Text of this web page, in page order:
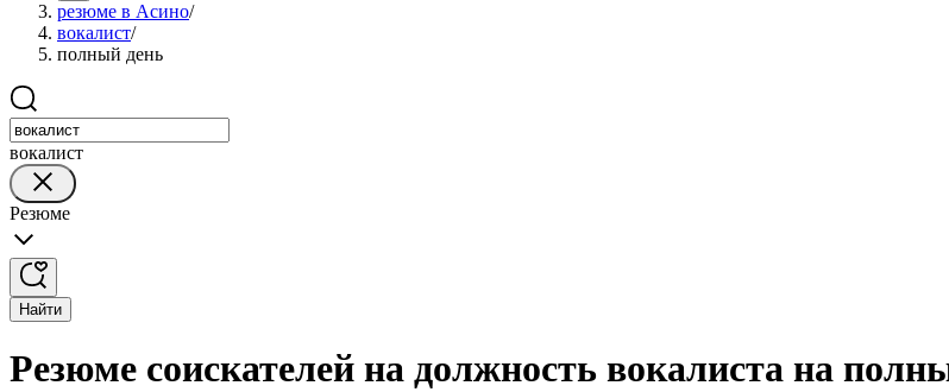
резюме в Асино/
вокалист/
полный день
вокалист
Резюме
Найти
Резюме соискателей на должность вокалиста на